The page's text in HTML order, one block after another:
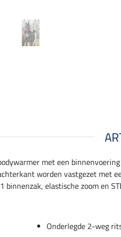
met een
worden vastgezet met
elastische zoom en
Onderlegde 2-weg